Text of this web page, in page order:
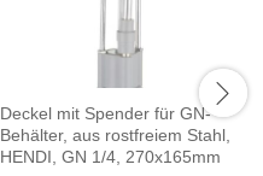
Deckel mit Spender für GN-
Behälter, aus rostfreiem Stahl,
HENDI, GN 1/4, 270x165mm